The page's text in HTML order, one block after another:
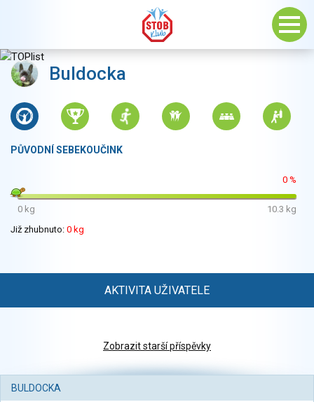
Buldocka
PŮVODNÍ SEBEKOUČINK
0 %
0 kg
10.3 kg
Již zhubnuto: 0 kg
AKTIVITA UŽIVATELE
Zobrazit starší příspěvky
BULDOCKA